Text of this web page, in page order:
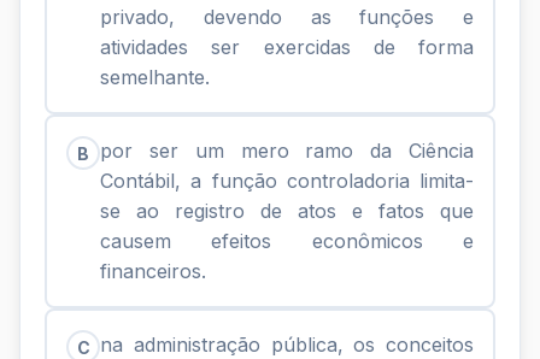
privado, devendo as funções e
atividades ser exercidas de forma
semelhante.
B
por ser um mero ramo da Ciência
Contábil, a função controladoria limita-
se ao registro de atos e fatos que
causem efeitos econômicos e
financeiros.
C na administração pública, os conceitos